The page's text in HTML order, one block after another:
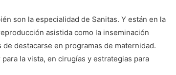
son la especialidad de Sanitas. Y están en la
asistida como la inseminación
destacarse en programas de maternidad.
la vista, en cirugías y estrategias para